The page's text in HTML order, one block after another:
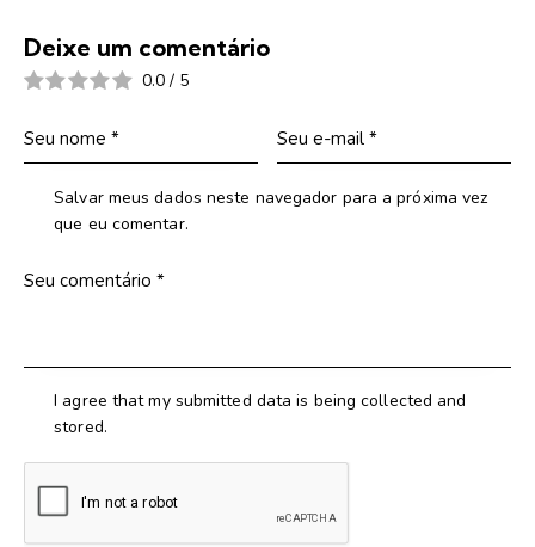
Deixe um comentário
0.0 / 5
Salvar meus dados neste navegador para a próxima vez
que eu comentar.
I agree that my submitted data is being collected and
stored.